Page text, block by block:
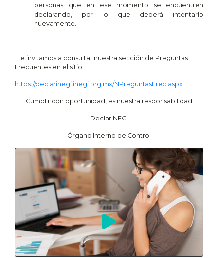
personas que en ese momento se encuentren
declarando, por lo que deberá intentarlo
nuevamente.
Te invitamos a consultar nuestra sección de Preguntas
Frecuentes en el sitio:
https://declarinegi.inegi.org.mx/NPreguntasFrec.aspx
¡Cumplir con oportunidad, es nuestra responsabilidad!
DeclarINEGI
Órgano Interno de Control